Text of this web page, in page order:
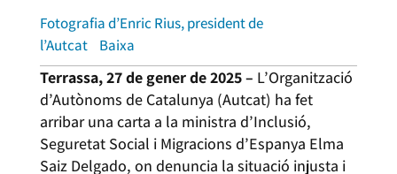
Fotografia d’Enric Rius, president de
l’Autcat
Baixa
Terrassa, 27 de gener de 2025 – L’Organització
d’Autònoms de Catalunya (Autcat) ha fet
arribar una carta a la ministra d’Inclusió,
Seguretat Social i Migracions d’Espanya Elma
Saiz Delgado, on denuncia la situació injusta i